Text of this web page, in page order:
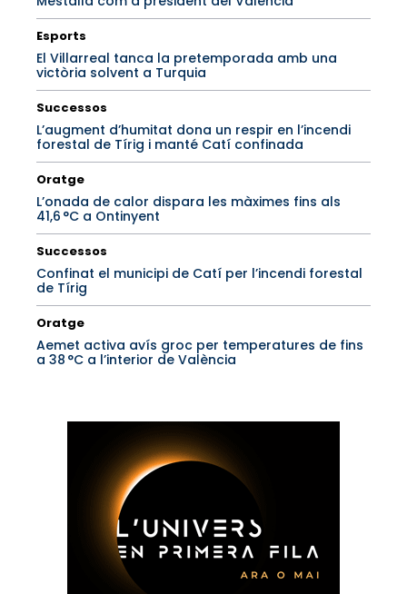
Esports
El Villarreal tanca la pretemporada amb una
victòria solvent a Turquia
Successos
L’augment d’humitat dona un respir en l’incendi
forestal de Tírig i manté Catí confinada
Oratge
L’onada de calor dispara les màximes fins als
41,6 °C a Ontinyent
Successos
Confinat el municipi de Catí per l’incendi forestal
de Tírig
Oratge
Aemet activa avís groc per temperatures de fins
a 38 °C a l’interior de València